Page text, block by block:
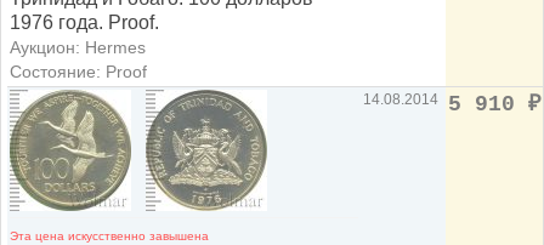
1976 года. Proof.
Аукцион: Hermes
Состояние: Proof
Эта цена искусственно завышена
14.08.2014 5 910 ₽